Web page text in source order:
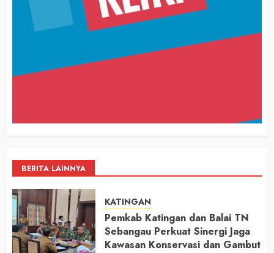
BERITA LAINNYA
KATINGAN
Pemkab Katingan dan Balai TN
Sebangau Perkuat Sinergi Jaga
Kawasan Konservasi dan Gambut